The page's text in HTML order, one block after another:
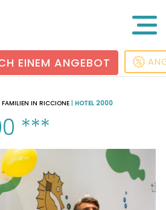
EINEM ANGEBOT
FAMILIEN IN RICCIONE HOTEL 2000
***